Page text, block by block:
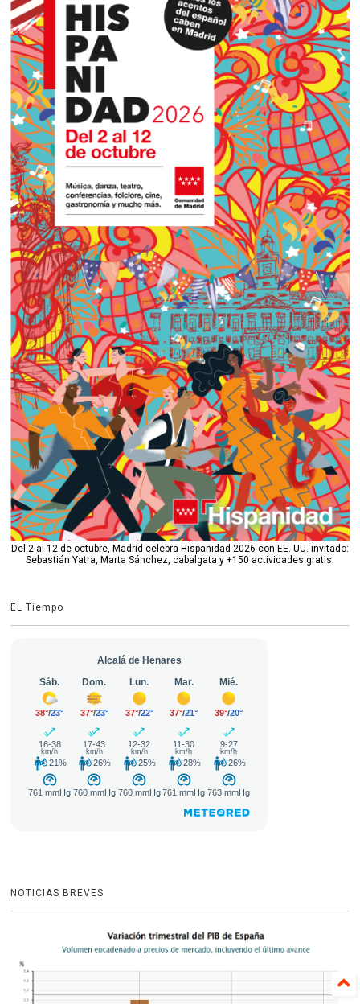
Del 2 al 12 de octubre, Madrid celebra Hispanidad 2026 con EE. UU. invitado:
Sebastián Yatra, Marta Sánchez, cabalgata y +150 actividades gratis.
EL Tiempo
NOTICIAS BREVES